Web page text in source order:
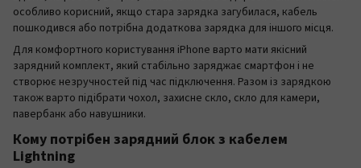
особливо корисний, якщо стара зарядка загубилася, кабель
пошкодився або потрібна додаткова зарядка для іншого місця.
Для комфортного користування iPhone варто мати якісний
зарядний комплект, який стабільно заряджає смартфон і не
створює незручностей під час підключення. Разом із зарядкою
також варто підібрати чохол, захисне скло, скло для камери,
павербанк або навушники.
Кому потрібен зарядний блок з кабелем
Lightning